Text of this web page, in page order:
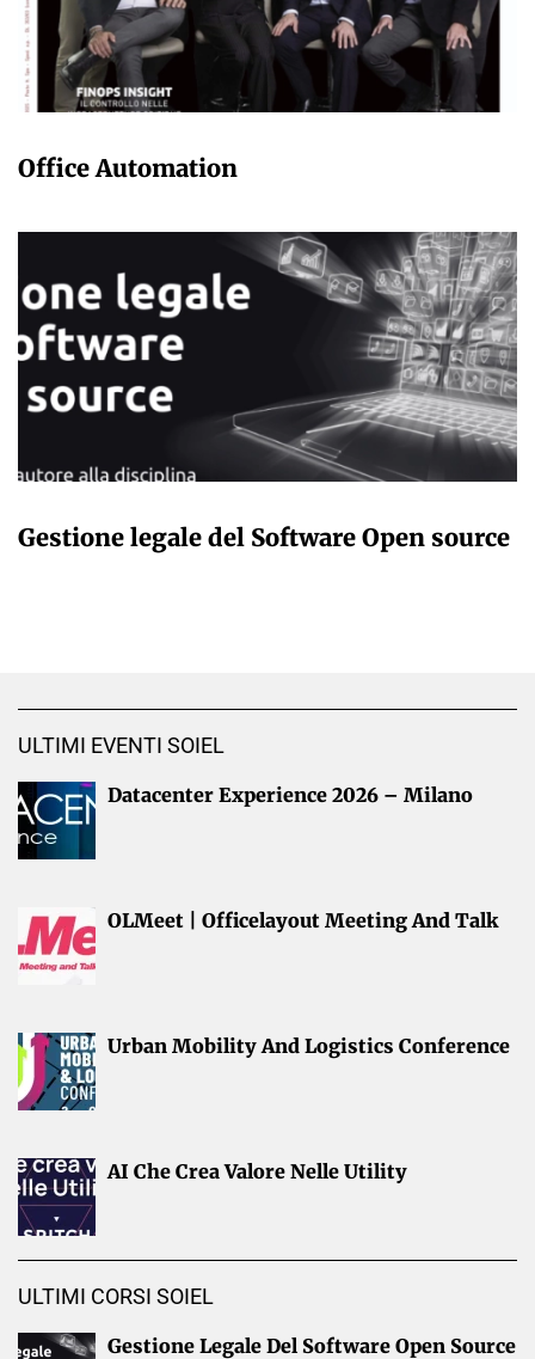
Office Automation
Gestione legale del Software Open source
ULTIMI EVENTI SOIEL
Datacenter Experience 2026 – Milano
OLMeet | Officelayout Meeting And Talk
Urban Mobility And Logistics Conference
AI Che Crea Valore Nelle Utility
ULTIMI CORSI SOIEL
Gestione Legale Del Software Open Source